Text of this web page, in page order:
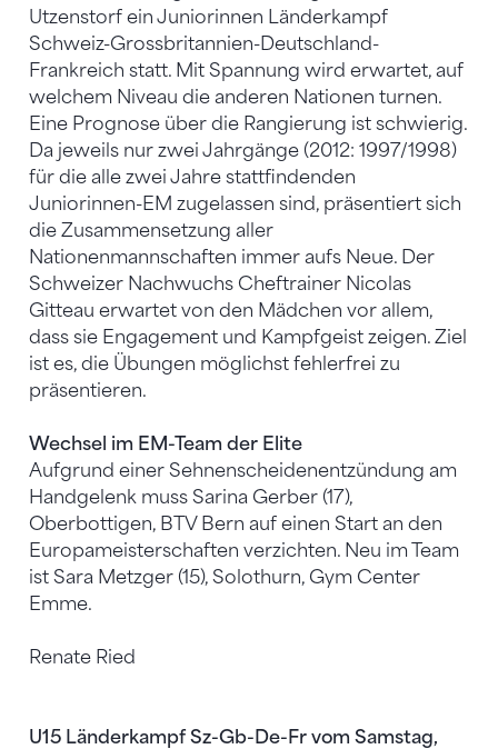
Utzenstorf ein Juniorinnen Länderkampf
Schweiz-Grossbritannien-Deutschland-
Frankreich statt. Mit Spannung wird erwartet, auf
welchem Niveau die anderen Nationen turnen.
Eine Prognose über die Rangierung ist schwierig.
Da jeweils nur zwei Jahrgänge (2012: 1997/1998)
für die alle zwei Jahre stattfindenden
Juniorinnen-EM zugelassen sind, präsentiert sich
die Zusammensetzung aller
Nationenmannschaften immer aufs Neue. Der
Schweizer Nachwuchs Cheftrainer Nicolas
Gitteau erwartet von den Mädchen vor allem,
dass sie Engagement und Kampfgeist zeigen. Ziel
ist es, die Übungen möglichst fehlerfrei zu
präsentieren.
Wechsel im EM-Team der Elite
Aufgrund einer Sehnenscheidenentzündung am
Handgelenk muss Sarina Gerber (17),
Oberbottigen, BTV Bern auf einen Start an den
Europameisterschaften verzichten. Neu im Team
ist Sara Metzger (15), Solothurn, Gym Center
Emme.
Renate Ried
U15 Länderkampf Sz-Gb-De-Fr vom Samstag,